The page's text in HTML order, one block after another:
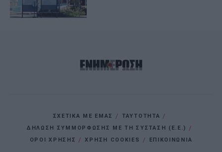
ΣΧΕΤΙΚΑ ΜΕ ΕΜΑΣ
ΤΑΥΤΟΤΗΤΑ
ΔΗΛΩΣΗ ΣΥΜΜΟΡΦΩΣΗΣ ΜΕ ΤΗ ΣΥΣΤΑΣΗ (Ε.Ε.)
ΌΡΟΙ ΧΡΗΣΗΣ
ΧΡΗΣΗ COOKIES ΕΠΙΚΟΙΝΩΝΙΑ